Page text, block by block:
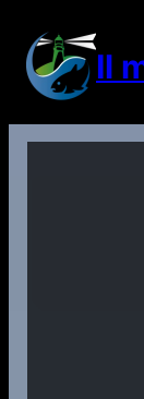
contenuto Il